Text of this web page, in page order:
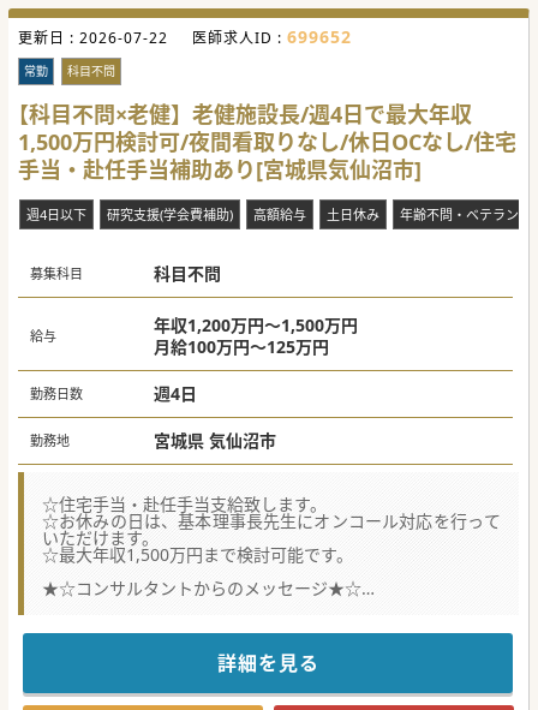
更新日 : 2026-07-22 医師求人ID : 699652
常勤 科目不問
【科目不問×老健】老健施設長/週4日で最大年収
1,500万円検討可/夜間看取りなし/休日OCなし/住宅
手当・赴任手当補助あり[宮城県気仙沼市]
週4日以下 研究支援(学会費補助) 高額給与 土日休み 年齢不問・ベテラン歓
募集科目 科目不問
給与
年収1,200万円～1,500万円
月給100万円～125万円
勤務日数 週4日
勤務地 宮城県 気仙沼市
☆住宅手当・赴任手当支給致します。
☆お休みの日は、基本理事長先生にオンコール対応を行って
いただけます。
☆最大年収1,500万円まで検討可能です。
★☆コンサルタントからのメッセージ★☆
100床規模の老健で、施設長を募集しております。夜間看取
ゆったり勤務で、週末は海も近くにあるため、釣りやマリン
スポーツを楽しめるエリアとなっております。
週4日で最大年収1,500万円の高額案件となりますので、お早
めにお問合せ下さい。
詳細を見る